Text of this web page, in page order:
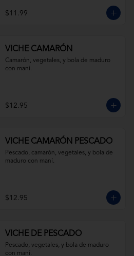
$11.99
VICHE CAMARÓN
Camarón, vegetales, y bola de maduro
con maní.
$12.95
VICHE CAMARÓN PESCADO
Pescado, camarón, vegetales, y bola de
maduro con maní.
$12.95
VICHE DE PESCADO
Pescado, vegetales, y bola de maduro
con maní.